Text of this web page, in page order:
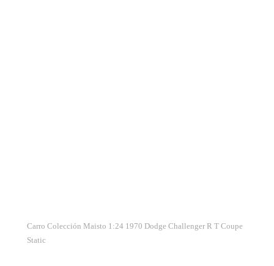
Carro Colección Maisto 1:24 1970 Dodge Challenger R T Coupe
Static